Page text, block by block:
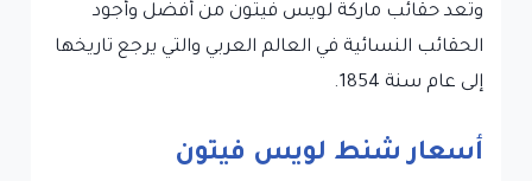
وتعد حقائب ماركة لويس فيتون من أفضل وأجود
الحقائب النسائية في العالم العربي والتي يرجع تاريخها
إلى عام سنة 1854.
أسعار شنط لويس فيتون